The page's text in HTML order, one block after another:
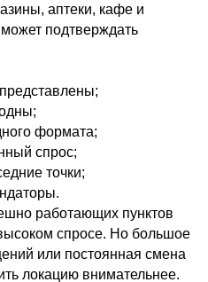
аптеки, кафе и
подтверждать
формата;
спрос;
точки;
работающих пунктов
спросе. Но большое
или постоянная смена
локацию внимательнее.